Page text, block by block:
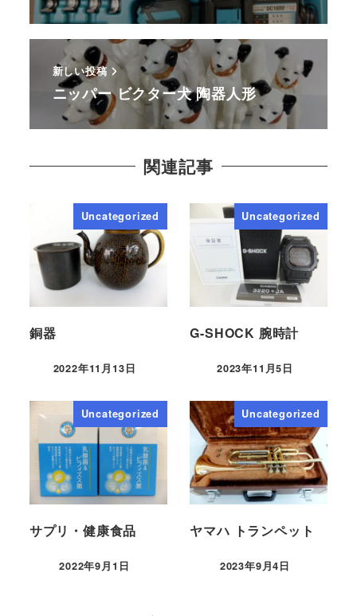
新しい投稿
ニッパー ビクター犬 陶器人形
関連記事
Uncategorized
銅器
2022年11月13日
Uncategorized
G-SHOCK 腕時計
2023年11月5日
Uncategorized
サプリ・健康食品
2022年9月1日
Uncategorized
ヤマハ トランペット
2023年9月4日